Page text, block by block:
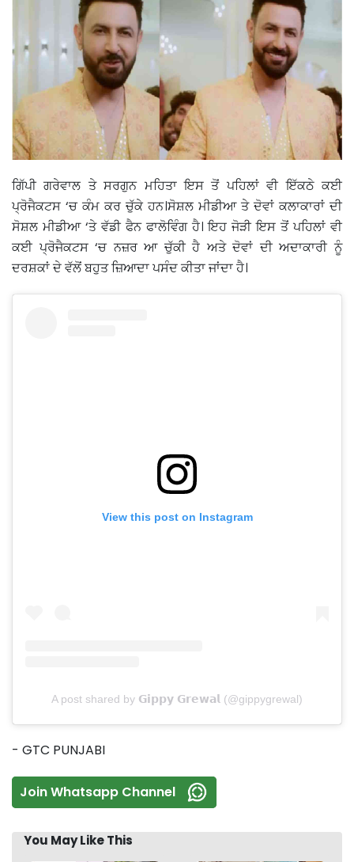
ਗਿੱਪੀ ਗਰੇਵਾਲ ਤੇ ਸਰਗੁਨ ਮਹਿਤਾ ਇਸ ਤੋਂ ਪਹਿਲਾਂ ਵੀ ਇੱਕਠੇ ਕਈ
ਪ੍ਰੋਜੈਕਟਸ ‘ਚ ਕੰਮ ਕਰ ਚੁੱਕੇ ਹਨ।ਸੋਸ਼ਲ ਮੀਡੀਆ ਤੇ ਦੋਵਾਂ ਕਲਾਕਾਰਾਂ ਦੀ
ਸੋਸ਼ਲ ਮੀਡੀਆ ‘ਤੇ ਵੱਡੀ ਫੈਨ ਫਾਲੋਵਿੰਗ ਹੈ। ਇਹ ਜੋੜੀ ਇਸ ਤੋਂ ਪਹਿਲਾਂ ਵੀ
ਕਈ ਪ੍ਰੋਜੈਕਟਸ ‘ਚ ਨਜ਼ਰ ਆ ਚੁੱਕੀ ਹੈ ਅਤੇ ਦੋਵਾਂ ਦੀ ਅਦਾਕਾਰੀ ਨੂੰ
ਦਰਸ਼ਕਾਂ ਦੇ ਵੱਲੋਂ ਬਹੁਤ ਜ਼ਿਆਦਾ ਪਸੰਦ ਕੀਤਾ ਜਾਂਦਾ ਹੈ।
View this post on Instagram
A post shared by 𝗚𝗶𝗽𝗽𝘆 𝗚𝗿𝗲𝘄𝗮𝗹 (@gippygrewal)
- GTC PUNJABI
Join Whatsapp Channel
You May Like This